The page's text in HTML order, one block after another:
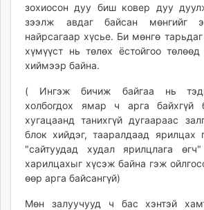
зохиосон дуу биш ковер дуу
зээлж авдаг байсан мөнгийг
найрсагаар хүсье. Би мөнгө
хүмүүст нь төлөх ёстойгоо
хиймээр байна.
( Ингэж бичиж байгаа нь
холбогдох ямар ч арга байхгүй
хугацаанд танихгүй дугаараас
блок хийдэг, тааралдаад ярилцах
"сайтуудад худал ярилцлага
харилцахыг хүсэж байна гэж
өөр арга байсангүй)
Мөн залуучууд ч бас хэнтэй